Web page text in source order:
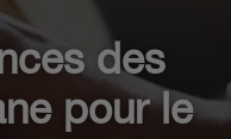
des
pour le